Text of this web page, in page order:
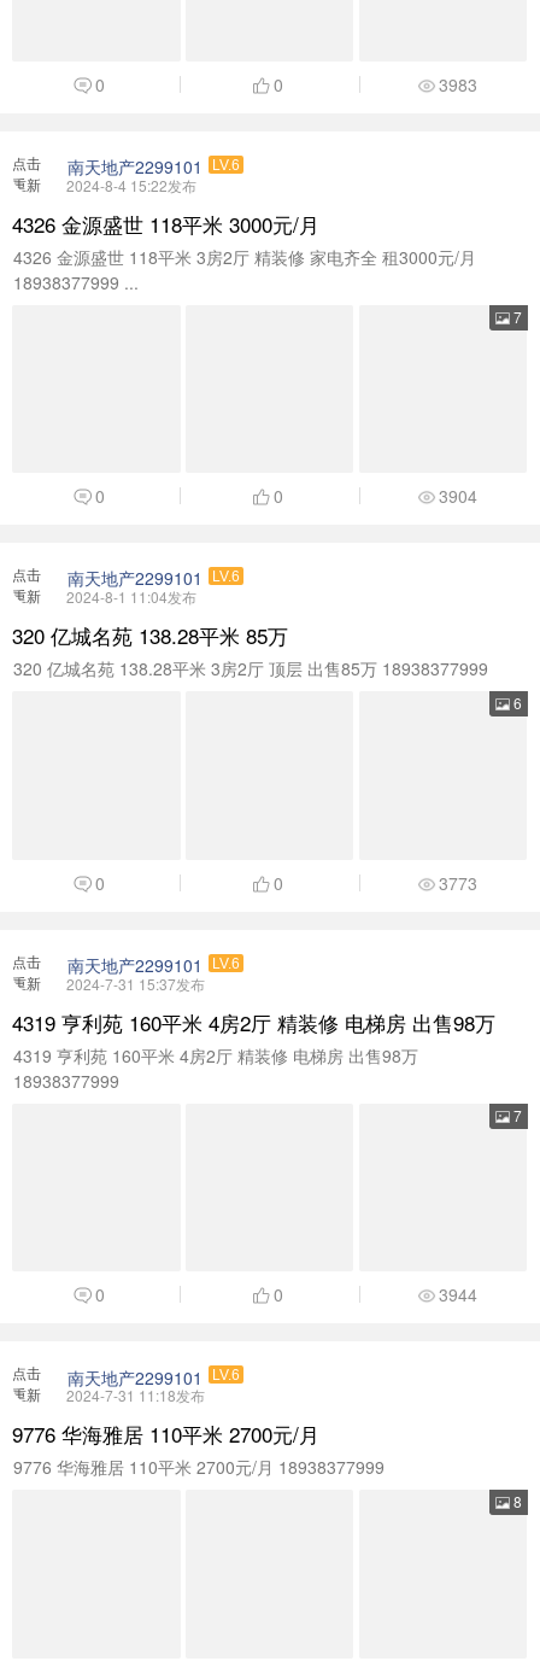
0 0 3983
点击
重新
南天地产2299101 LV.6
2024-8-4 15:22发布
4326 金源盛世 118平米 3000元/月
4326 金源盛世 118平米 3房2厅 精装修 家电齐全 租3000元/月
18938377999 ...
7
0 0 3904
点击
重新
南天地产2299101 LV.6
2024-8-1 11:04发布
320 亿城名苑 138.28平米 85万
320 亿城名苑 138.28平米 3房2厅 顶层 出售85万 18938377999
6
0 0 3773
点击
重新
南天地产2299101 LV.6
2024-7-31 15:37发布
4319 亨利苑 160平米 4房2厅 精装修 电梯房 出售98万
4319 亨利苑 160平米 4房2厅 精装修 电梯房 出售98万
18938377999
7
0 0 3944
点击
重新
南天地产2299101 LV.6
2024-7-31 11:18发布
9776 华海雅居 110平米 2700元/月
9776 华海雅居 110平米 2700元/月 18938377999
8